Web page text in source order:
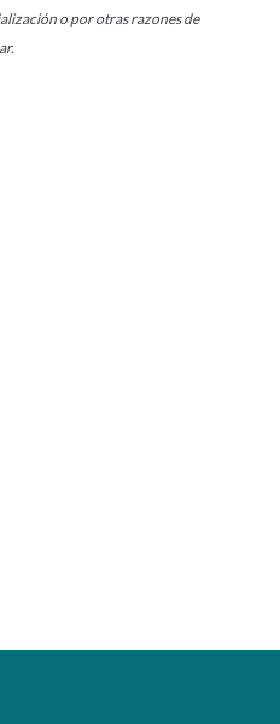
o por otras razones de